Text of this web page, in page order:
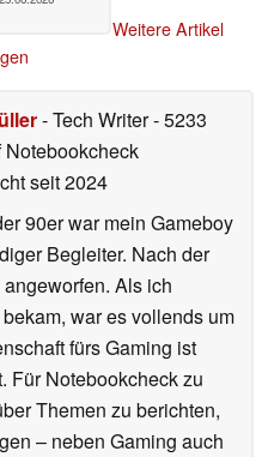
Weitere Artikel
- Tech Writer- 5233
Notebookcheck
seit 2024
90er war mein Gameboy
Begleiter. Nach der
Als ich
war es vollends um
fürs Gaming ist
Für Notebookcheck zu
Themen zu berichten,
– neben Gaming auch